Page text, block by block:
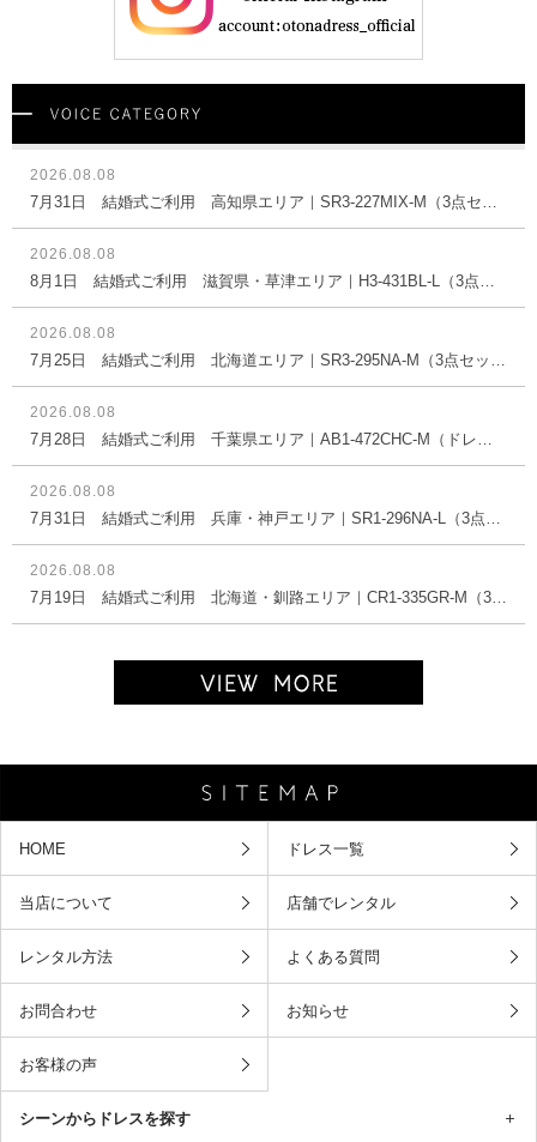
2026.08.08
2026.08.08
2026.08.08
2026.08.08
2026.08.08
2026.08.08
HOME ドレス一覧
当店について 店舗でレンタル
レンタル方法 よくある質問
お問合わせ お知らせ
お客様の声
シーンからドレスを探す